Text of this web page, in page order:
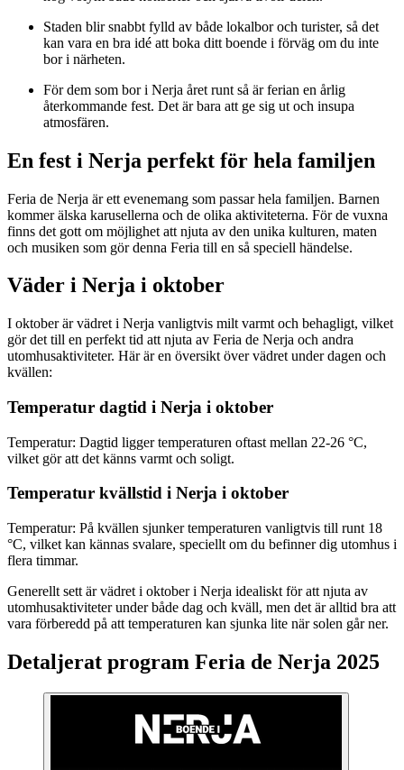
Staden blir snabbt fylld av både lokalbor och turister, så det
kan vara en bra idé att boka ditt boende i förväg om du inte
bor i närheten.
För dem som bor i Nerja året runt så är ferian en årlig
återkommande fest. Det är bara att ge sig ut och insupa
atmosfären.
En fest i Nerja perfekt för hela familjen
Feria de Nerja är ett evenemang som passar hela familjen. Barnen
kommer älska karusellerna och de olika aktiviteterna. För de vuxna
finns det gott om möjlighet att njuta av den unika kulturen, maten
och musiken som gör denna Feria till en så speciell händelse.
Väder i Nerja i oktober
I oktober är vädret i Nerja vanligtvis milt varmt och behagligt, vilket
gör det till en perfekt tid att njuta av Feria de Nerja och andra
utomhusaktiviteter. Här är en översikt över vädret under dagen och
kvällen:
Temperatur dagtid i Nerja i oktober
Temperatur: Dagtid ligger temperaturen oftast mellan 22-26 °C,
vilket gör att det känns varmt och soligt.
Temperatur kvällstid i Nerja i oktober
Temperatur: På kvällen sjunker temperaturen vanligtvis till runt 18
°C, vilket kan kännas svalare, speciellt om du befinner dig utomhus i
flera timmar.
Generellt sett är vädret i oktober i Nerja idealiskt för att njuta av
utomhusaktiviteter under både dag och kväll, men det är alltid bra att
vara förberedd på att temperaturen kan sjunka lite när solen går ner.
Detaljerat program Feria de Nerja 2025